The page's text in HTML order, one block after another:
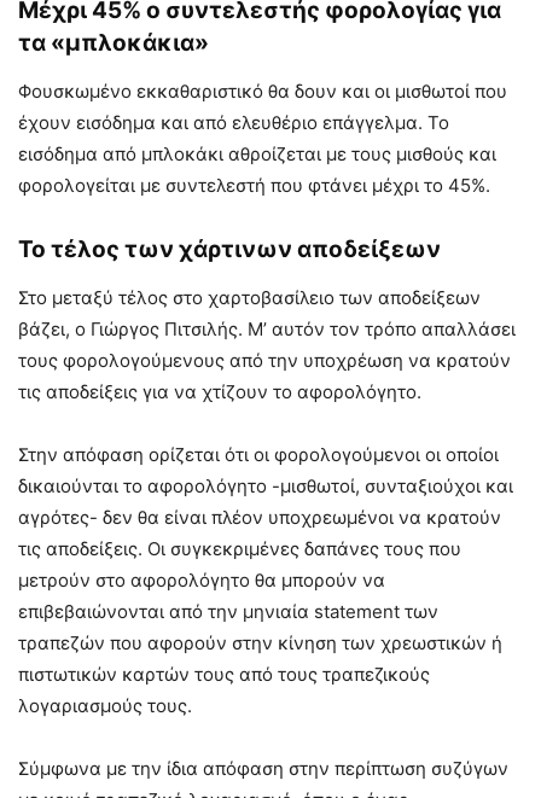
Μέχρι 45% ο συντελεστής φορολογίας για
τα «μπλοκάκια»
Φουσκωμένο εκκαθαριστικό θα δουν και οι μισθωτοί που
έχουν εισόδημα και από ελευθέριο επάγγελμα. Το
εισόδημα από μπλοκάκι αθροίζεται με τους μισθούς και
φορολογείται με συντελεστή που φτάνει μέχρι το 45%.
Το τέλος των χάρτινων αποδείξεων
Στο μεταξύ τέλος στο χαρτοβασίλειο των αποδείξεων
βάζει, ο Γιώργος Πιτσιλής. Μ’ αυτόν τον τρόπο απαλλάσει
τους φορολογούμενους από την υποχρέωση να κρατούν
τις αποδείξεις για να χτίζουν το αφορολόγητο.
Στην απόφαση ορίζεται ότι οι φορολογούμενοι οι οποίοι
δικαιούνται το αφορολόγητο -μισθωτοί, συνταξιούχοι και
αγρότες- δεν θα είναι πλέον υποχρεωμένοι να κρατούν
τις αποδείξεις. Οι συγκεκριμένες δαπάνες τους που
μετρούν στο αφορολόγητο θα μπορούν να
επιβεβαιώνονται από την μηνιαία statement των
τραπεζών που αφορούν στην κίνηση των χρεωστικών ή
πιστωτικών καρτών τους από τους τραπεζικούς
λογαριασμούς τους.
Σύμφωνα με την ίδια απόφαση στην περίπτωση συζύγων